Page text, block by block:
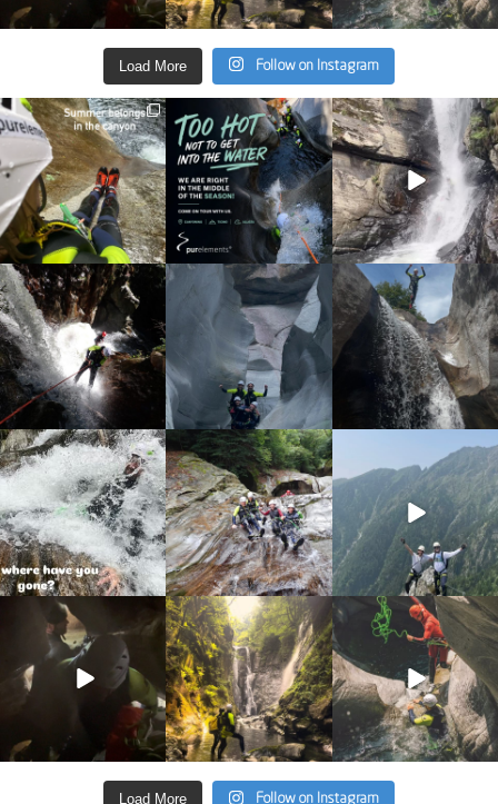
Load More Follow on Instagram
discover_purelements
Giu 30
23 3
discover_purelements
Giu 28
29 0
discover_purelements
Set 9
31 0
discover_purelements
Set 4
16 0
discover_purelements
38 0
discover_purelements
Ago 7
20 1
discover_purelements
Lug 31
13 0
discover_purelements
Lug 22
22 0
discover_purelements
Giu 10
discover_purelements
Giu 4
33 0
discover_purelements
Giu 2
35 2
discover_purelements
Mag 13
0
Load More Follow on Instagram